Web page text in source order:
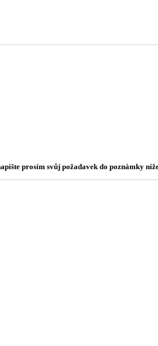
prosím svůj požadavek do poznámky